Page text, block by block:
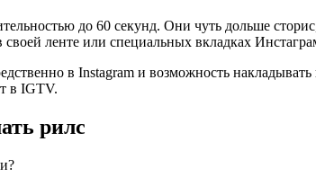
до 60 секунд. Они чуть дольше
ленте или специальных вкладках
в Instagram и возможность
в IGTV.
рилс